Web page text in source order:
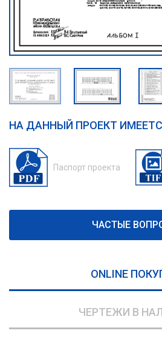
НА ДАННЫЙ ПРОЕКТ
Паспорт проекта
ЧАСТЫЕ
ONLINE
ЧЕРТЕЖИ В